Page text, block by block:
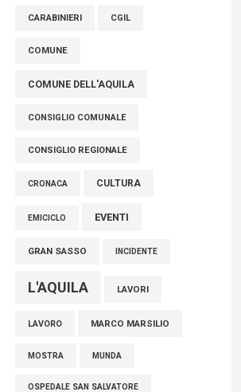
tra cui molti abruzzesi"
06 Agosto 2026
CARABINIERI CGIL
COMUNE
COMUNE DELL'AQUILA
CONSIGLIO COMUNALE
CONSIGLIO REGIONALE
CRONACA CULTURA
EMICICLO EVENTI
GRAN SASSO INCIDENTE
L'AQUILA LAVORI
LAVORO MARCO MARSILIO
MOSTRA MUNDA
OSPEDALE SAN SALVATORE